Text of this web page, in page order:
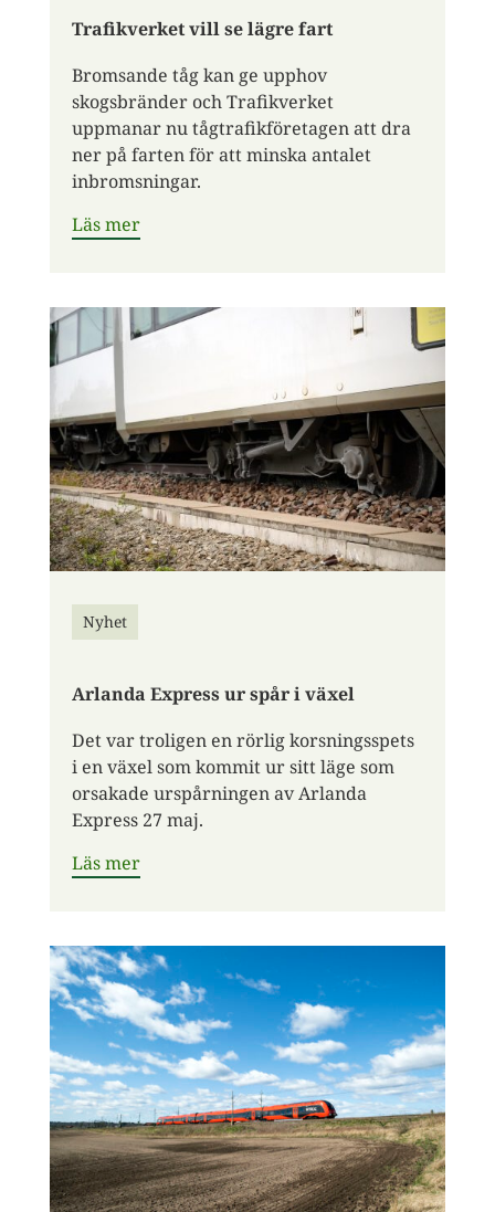
Trafikverket vill se lägre fart
Bromsande tåg kan ge upphov
skogsbränder och Trafikverket
uppmanar nu tågtrafikföretagen att dra
ner på farten för att minska antalet
inbromsningar.
Läs mer
Nyhet
Arlanda Express ur spår i växel
Det var troligen en rörlig korsningsspets
i en växel som kommit ur sitt läge som
orsakade urspårningen av Arlanda
Express 27 maj.
Läs mer